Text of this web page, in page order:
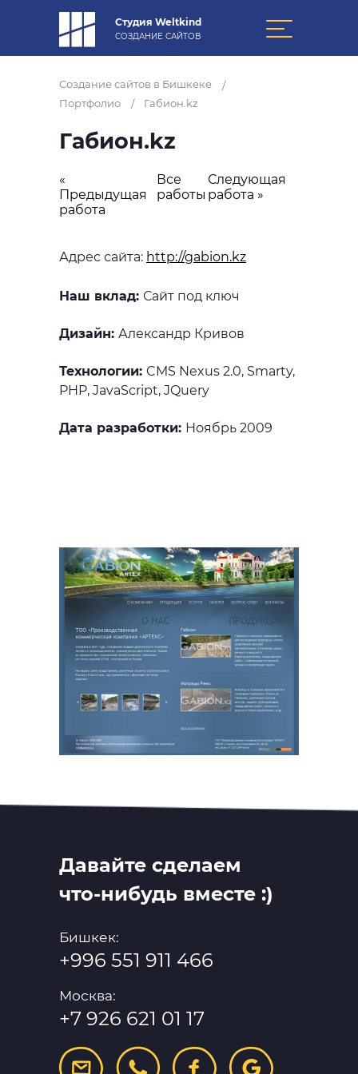
Студия Weltkind
СОЗДАНИЕ САЙТОВ
Создание сайтов в Бишкеке
/
Портфолио
/ Габион.kz
Габион.kz
«
Предыдущая
работа
Все
работы
Следующая
работа »
Адрес сайта: http://gabion.kz
Наш вклад: Сайт под ключ
Дизайн: Александр Кривов
Технологии: CMS Nexus 2.0, Smarty,
PHP, JavaScript, JQuery
Дата разработки: Ноябрь 2009
Давайте сделаем
что-нибудь вместе :)
Бишкек:
+996 551 911 466
Москва:
+7 926 621 01 17